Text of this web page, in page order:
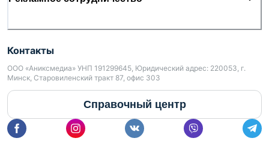
Контакты
ООО «Аниксмедиа» УНП 191299645, Юридический адрес: 220053, г.
Минск, Старовиленский тракт 87, офис 303
Справочный центр